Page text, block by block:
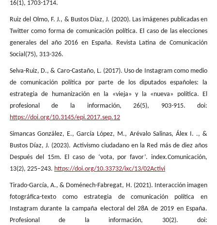
16(1), 1703-1714.
Ruiz del Olmo, F. J., & Bustos Díaz, J. (2020). Las imágenes publicadas en
Twitter como forma de comunicación política. El caso de las elecciones
generales del año 2016 en España. Revista Latina de Comunicación
Social(75), 313-326.
Selva-Ruiz, D., & Caro-Castaño, L. (2017). Uso de Instagram como medio
de comunicación política por parte de los diputados españoles: la
estrategia de humanización en la «vieja» y la «nueva» política. El
profesional de la información, 26(5), 903-915. doi:
https://doi.org/10.3145/epi.2017.sep.12
Simancas González, E., García López, M., Arévalo Salinas, Álex I. ., &
Bustos Díaz, J. (2023). Activismo ciudadano en la Red más de diez años
Después del 15m. El caso de ‘vota, por favor’. index.Comunicación,
13(2), 225–243. https://doi.org/10.33732/ixc/13/02Activi
Tirado-García, A., & Doménech-Fabregat, H. (2021). Interacción imagen
fotográfica-texto como estrategia de comunicación política en
Instagram durante la campaña electoral del 28A de 2019 en España.
Profesional de la información, 30(2). doi: